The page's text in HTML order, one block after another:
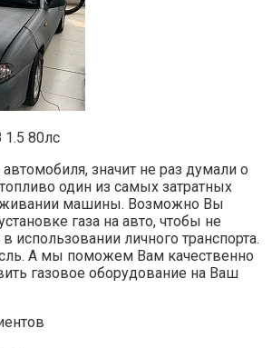
1.5 80лс
значит не раз думали о
один из самых затратных
машины. Возможно Вы
газа на авто, чтобы не
использовании личного транспорта.
А мы поможем Вам качественно
газовое оборудование на Ваш